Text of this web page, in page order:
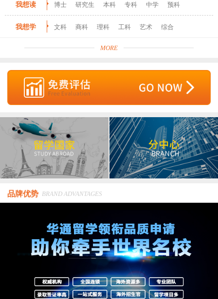
我想读 博士 研究生 本科 专科 中学 预科
我想学 文科 商科 理科 工科 艺术 综合
MORE
品牌优势 BRAND ADVANTAGES